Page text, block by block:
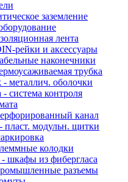
заземление
лента
рейки и аксессуары
наконечники
трубка
металлич. оболочки
система контроля
канал
пласт. модульн. щитки
колодки
шкафы из фибергласа
разъемы